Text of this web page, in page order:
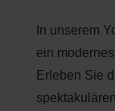
In unserem
ein
Erleben Sie